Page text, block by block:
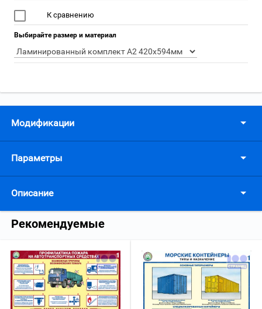
К сравнению
Выбирайте размер и материал
Модификации
Параметры
Описание
Рекомендуемые